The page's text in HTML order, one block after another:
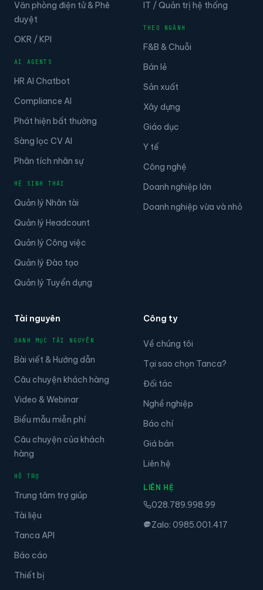
Văn phòng điện tử & Phê
duyệt
OKR / KPI
AI AGENTS
HR AI Chatbot
Compliance AI
Phát hiện bất thường
Sàng lọc CV AI
Phân tích nhân sự
HỆ SINH THÁI
Quản lý Nhân tài
Quản lý Headcount
Quản lý Công việc
Quản lý Đào tạo
Quản lý Tuyển dụng
IT / Quản trị hệ thống
THEO NGÀNH
F&B & Chuỗi
Bán lẻ
Sản xuất
Xây dựng
Giáo dục
Y tế
Công nghệ
Doanh nghiệp lớn
Doanh nghiệp vừa và nhỏ
Tài nguyên
DANH MỤC TÀI NGUYÊN
Bài viết & Hướng dẫn
Câu chuyện khách hàng
Video & Webinar
Biểu mẫu miễn phí
Câu chuyện của khách
hàng
HỖ TRỢ
Trung tâm trợ giúp
Tài liệu
Tanca API
Báo cáo
Thiết bị
Công ty
Về chúng tôi
Tại sao chọn Tanca?
Đối tác
Nghề nghiệp
Báo chí
Giá bán
Liên hệ
LIÊN HỆ
028.789.998.99
Zalo: 0985.001.417